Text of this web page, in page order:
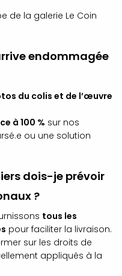
de la galerie Le Coin
endommagée
du colis et de l’œuvre
à 100 % sur nos
ou une solution
dois-je prévoir
?
tous les
pour faciliter la livraison.
sur les droits de
appliqués à la